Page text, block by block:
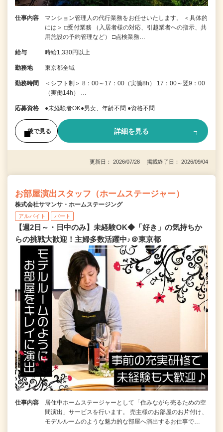
仕事内容
マンション管理人の代行業務をお任せいたします。 ＜具体的
には＞ □受付業務 （入居者様の対応、引越業者への指示、共
用施設の予約管理など） □点検業務…
給与 時給1,330円以上
勤務地 東京都全域
勤務時間
＜シフト制＞ 8：00～17：00（実働8h） 17：00～翌9：00
（実働14h） …
応募資格 ●未経験者OK●男女、年齢不問 ●資格不問
後で見る 詳細を見る
更新日： 2026/07/28 掲載終了日： 2026/09/04
お部屋演出スタッフ（ホームステージャー）
株式会社サマンサ・ホームステージング
アルバイト パート
【週2日～・日中のみ】未経験OK◆「好き」の気持ちか
らの挑戦大歓迎！主婦多数活躍中♪＠東京都
仕事内容
居住中ホームステージャーとして「住みながら売るための空
間演出」サービスを行います。 売主様のお部屋のお片付け、
モデルルームのような魅力的な部屋へ演出するお仕事で…